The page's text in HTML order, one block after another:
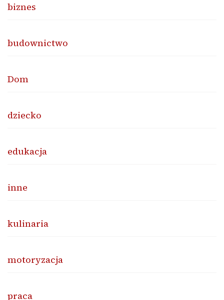
biznes
budownictwo
Dom
dziecko
edukacja
inne
kulinaria
motoryzacja
praca